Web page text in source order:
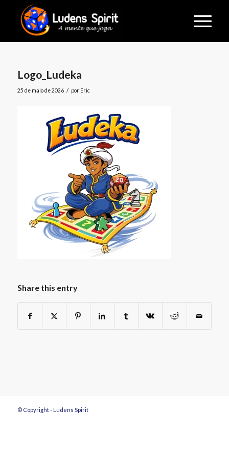
Logo_Ludeka
25 de maio de 2026 / por Eric
Share this entry
© Copyright - Ludens Spirit